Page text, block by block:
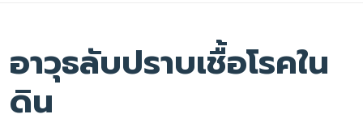
อาวุธลับปราบเชื้อโรคใน
ดิน